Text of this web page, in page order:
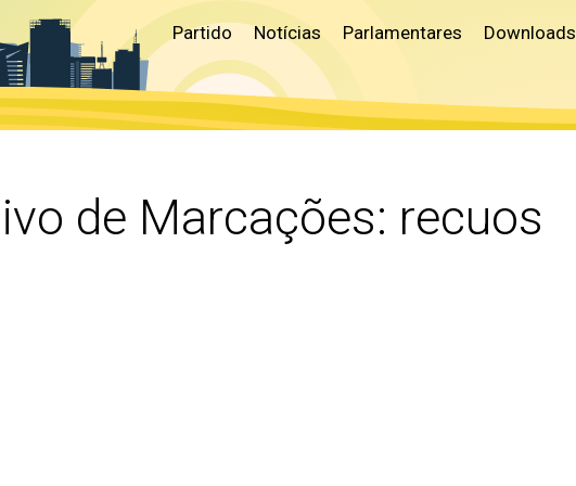
Partido Notícias Parlamentares Downloads
de Marcações: recuos